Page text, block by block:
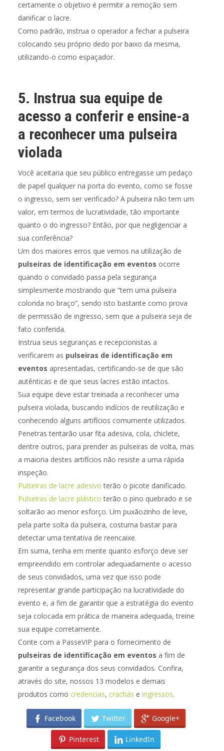
certamente o objetivo é permitir a remoção sem
danificar o lacre.
Como padrão, instrua o operador a fechar a pulseira
colocando seu próprio dedo por baixo da mesma,
utilizando-o como espaçador.
5. Instrua sua equipe de
acesso a conferir e ensine-a
a reconhecer uma pulseira
violada
Você aceitaria que seu público entregasse um pedaço
de papel qualquer na porta do evento, como se fosse
o ingresso, sem ser verificado? A pulseira não tem um
valor, em termos de lucratividade, tão importante
quanto o do ingresso? Então, por que negligenciar a
sua conferência?
Um dos maiores erros que vemos na utilização de
pulseiras de identificação em eventos ocorre
quando o convidado passa pela segurança
simplesmente mostrando que “tem uma pulseira
colorida no braço”, sendo isto bastante como prova
de permissão de ingresso, sem que a pulseira seja de
fato conferida.
Instrua seus seguranças e recepcionistas a
verificarem as pulseiras de identificação em
eventos apresentadas, certificando-se de que são
autênticas e de que seus lacres estão intactos.
Sua equipe deve estar treinada a reconhecer uma
pulseira violada, buscando indícios de reutilização e
conhecendo alguns artifícios comumente utilizados.
Penetras tentarão usar fita adesiva, cola, chiclete,
dentre outros, para prender as pulseiras de volta, mas
a maioria destes artifícios não resiste a uma rápida
inspeção.
Pulseiras de lacre adesivo terão o picote danificado.
Pulseiras de lacre plástico terão o pino quebrado e se
soltarão ao menor esforço. Um puxãozinho de leve,
pela parte solta da pulseira, costuma bastar para
detectar uma tentativa de reencaixe.
Em suma, tenha em mente quanto esforço deve ser
empreendido em controlar adequadamente o acesso
de seus convidados, uma vez que isso pode
representar grande participação na lucratividade do
evento e, a fim de garantir que a estratégia do evento
seja colocada em prática de maneira adequada, treine
sua equipe corretamente.
Conte com a PasseVIP para o fornecimento de
pulseiras de identificação em eventos a fim de
garantir a segurança dos seus convidados. Confira,
através do site, nossos 13 modelos e demais
produtos como credencias, crachás e ingressos.
Facebook Twitter Google+
Pinterest LinkedIn